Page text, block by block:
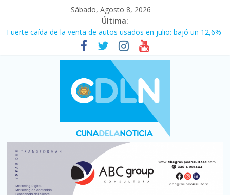
Sábado, Agosto 8, 2026
Última:
Fuerte caída de la venta de autos usados en julio: bajó un 12,6%
Central venció 1 a 0 al River de Coudet en el Monumental
La morosidad alcanzó su nivel más alto en dos décadas y ya
afecta a 400 mil deudores en Santa Fe
Desde que asumió Milei cerraron 41.000 kioscos: el sector
denuncia crisis como en 2001
Vacaciones de invierno con más movimiento y consumo
turístico: 4,6 millones de personas viajaron por el país, un 5,9%